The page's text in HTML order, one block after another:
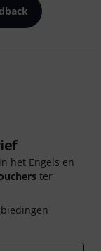
het Engels en
ter